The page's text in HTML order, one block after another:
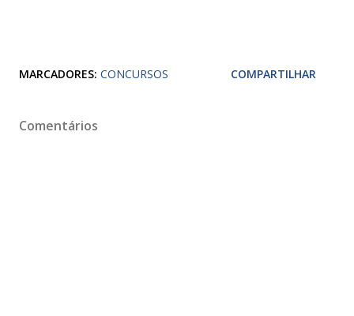
MARCADORES: CONCURSOS COMPARTILHAR
Comentários